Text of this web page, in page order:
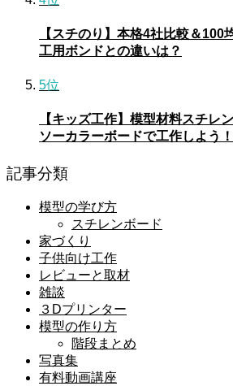
【スチのり】本格4社比較＆100
工用ボンドとの違いは？
5位
【キッズ工作】模型材料スチレ
ソーカラーボードで工作しよう！
記事分類
模型の学び方
スチレンボード
家づくり
子供向け工作
レビューと取材
雑談
３Dプリンター
模型の作り方
階段まとめ
写真集
有料動画講座